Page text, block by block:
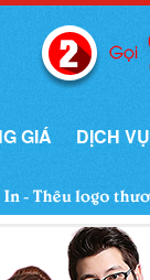
GIÁ DỊCH VỤ